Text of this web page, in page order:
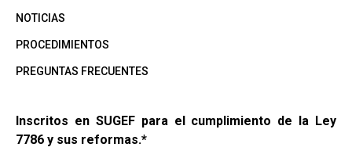
NOTICIAS
PROCEDIMIENTOS
PREGUNTAS FRECUENTES
Inscritos en SUGEF para el cumplimiento de la Ley
7786 y sus reformas.*